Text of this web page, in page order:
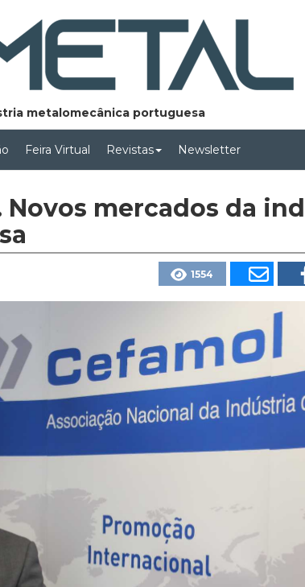
metalomecânica portuguesa
Feira Virtual Revistas Newsletter
Novos mercados da
1554